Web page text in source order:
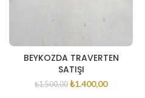
BEYKOZDA TRAVERTEN
SATIŞI
₺1.500,00 ₺1.400,00